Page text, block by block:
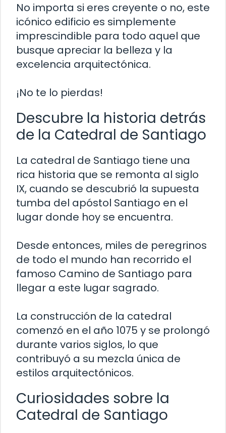
No importa si eres creyente o no, este
icónico edificio es simplemente
imprescindible para todo aquel que
busque apreciar la belleza y la
excelencia arquitectónica.
¡No te lo pierdas!
Descubre la historia detrás
de la Catedral de Santiago
La catedral de Santiago tiene una
rica historia que se remonta al siglo
IX, cuando se descubrió la supuesta
tumba del apóstol Santiago en el
lugar donde hoy se encuentra.
Desde entonces, miles de peregrinos
de todo el mundo han recorrido el
famoso Camino de Santiago para
llegar a este lugar sagrado.
La construcción de la catedral
comenzó en el año 1075 y se prolongó
durante varios siglos, lo que
contribuyó a su mezcla única de
estilos arquitectónicos.
Curiosidades sobre la
Catedral de Santiago